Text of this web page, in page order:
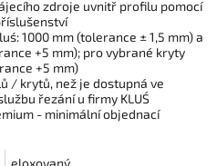
zdroje uvnitř profilu pomocí
1000 mm (tolerance ± 1,5 mm) a
+5 mm); pro vybrané kryty
+5 mm)
/ krytů, než je dostupná ve
řezání u firmy KLUŚ
- minimální objednací